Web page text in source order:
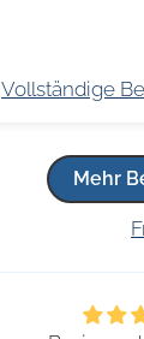
Vollständige
Mehr